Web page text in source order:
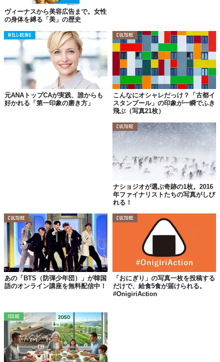
韓国で浸透する、第一印象プロデュースという考え方
そもそも韓国では、証明写真は“第一印象の勝負写真”として、そ
の写りの良さを追求する文化が以前から根付いているらしい。メ
イクの力を借りて個性を最大限に引き出すアプローチは、ごく自
然なことと捉えられているようだ。
その需要は近年、日本でも急速に増加しているという。同社の発
表によると、『YU1L』のサービスは、K-Beautyならではの「透
明感、小顔効果、目元強調」といった技術を駆使し、“自然だけど
新たな選択肢となりそうだ。
ヴィーナスから美容広告まで。女性
の身体を縛る「美」の歴史
WELL-BEING
元ANAトップCAが実践、誰からも
好かれる「第一印象の磨き方」
CULTURE
こんなにオシャレだっけ？「古都イ
スタンブール」の印象が一瞬でふき
飛ぶ（写真21枚）
CULTURE
ナショジオが選ぶ奇跡の1枚。2016
年ファイナリストたちの写真がしび
れる！
CULTURE
あの「BTS（防弾少年団）」が韓国
語のオンライン講座を無料配信中！
CULTURE
「おにぎり」の写真一枚を投稿する
だけで、給食5食が届けられる。
#OnigiriAction
ISSUE